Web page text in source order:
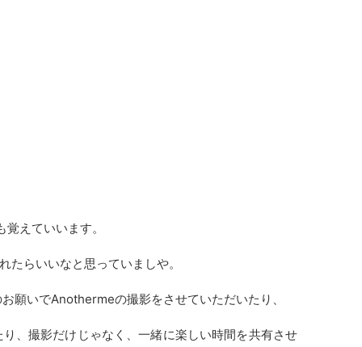
えていいます。
らいいなと思っていましや。
願いでAnothermeの撮影をさせていただいたり、
、撮影だけじゃなく、一緒に楽しい時間を共有させ